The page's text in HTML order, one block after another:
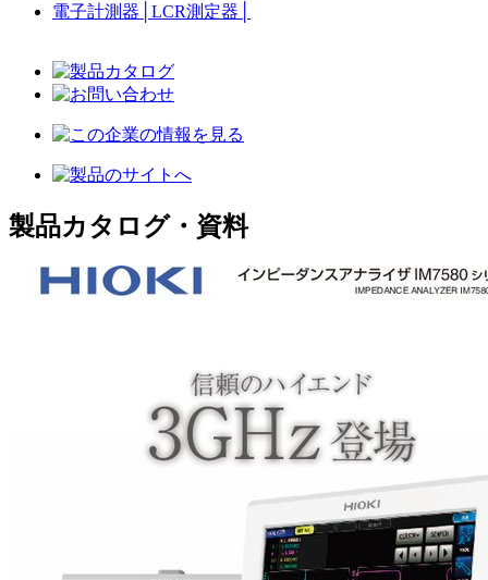
電子計測器 LCR測定器
製品カタログ・資料